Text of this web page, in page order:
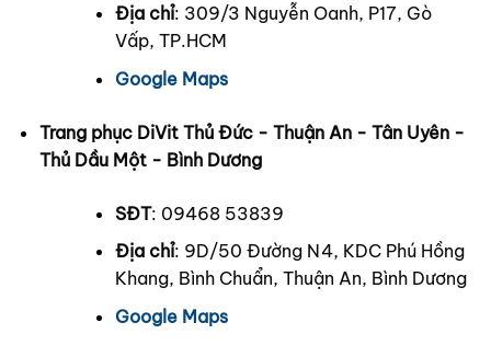
Địa chỉ: 309/3 Nguyễn Oanh, P17, Gò
Vấp, TP.HCM
Google Maps
Trang phục DiVit Thủ Đức - Thuận An - Tân Uyên -
Thủ Dầu Một - Bình Dương
SĐT: 09468 53839
Địa chỉ: 9D/50 Đường N4, KDC Phú Hồng
Khang, Bình Chuẩn, Thuận An, Bình Dương
Google Maps